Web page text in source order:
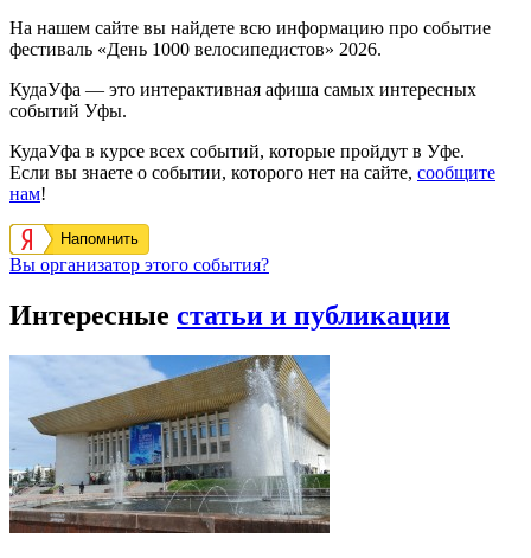
На нашем сайте вы найдете всю информацию про событие
фестиваль «День 1000 велосипедистов» 2026.
КудаУфа — это интерактивная афиша самых интересных
событий Уфы.
КудаУфа в курсе всех событий, которые пройдут в Уфе.
Если вы знаете о событии, которого нет на сайте, сообщите
нам!
Напомнить
Вы организатор этого события?
Интересные статьи и публикации